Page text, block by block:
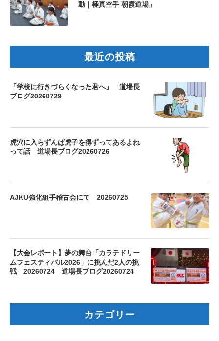
動｜極真空手 朝霞道場」
最近の投稿
「学校に行きづらくなった君へ」 道場長
ブログ20260729
虎穴に入らずんば虎子を得ずってあるよね
って話 道場長ブログ20260726
AJKU強化組手稽古会にて 20260725
【大会レポート】夢の舞台「カラテドリー
ムフェスティバル2026」に挑んだ2人の挑
戦 20260724 道場長ブログ20260724
カテゴリー